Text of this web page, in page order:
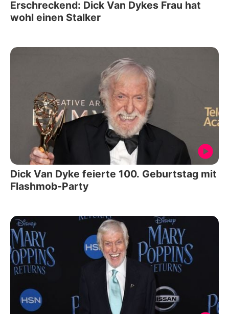
Erschreckend: Dick Van Dykes Frau hat
wohl einen Stalker
Dick Van Dyke feierte 100. Geburtstag mit
Flashmob-Party